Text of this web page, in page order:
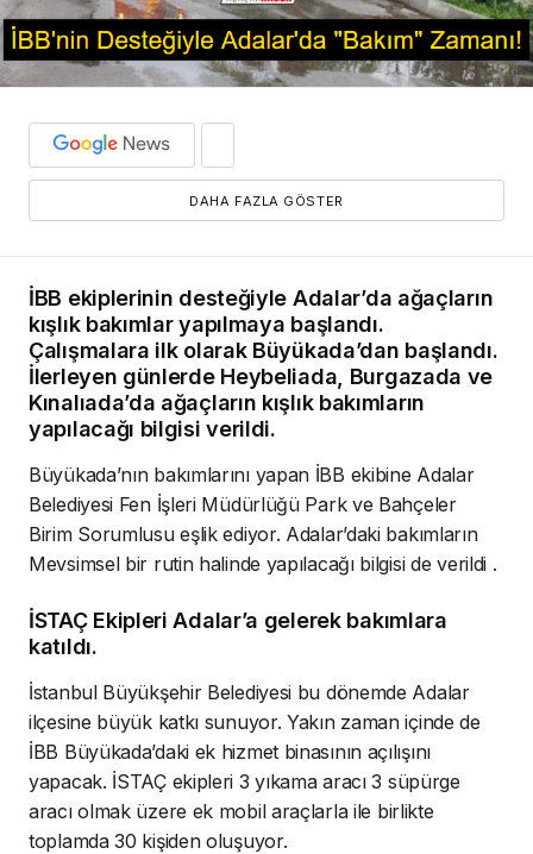
DAHA FAZLA GÖSTER
İBB ekiplerinin desteğiyle Adalar’da ağaçların
kışlık bakımlar yapılmaya başlandı.
Çalışmalara ilk olarak Büyükada’dan başlandı.
İlerleyen günlerde Heybeliada, Burgazada ve
Kınalıada’da ağaçların kışlık bakımların
yapılacağı bilgisi verildi.
Büyükada’nın bakımlarını yapan İBB ekibine Adalar
Belediyesi Fen İşleri Müdürlüğü Park ve Bahçeler
Birim Sorumlusu eşlik ediyor. Adalar’daki bakımların
Mevsimsel bir rutin halinde yapılacağı bilgisi de verildi .
İSTAÇ Ekipleri Adalar’a gelerek bakımlara
katıldı.
İstanbul Büyükşehir Belediyesi bu dönemde Adalar
ilçesine büyük katkı sunuyor. Yakın zaman içinde de
İBB Büyükada’daki ek hizmet binasının açılışını
yapacak. İSTAÇ ekipleri 3 yıkama aracı 3 süpürge
aracı olmak üzere ek mobil araçlarla ile birlikte
toplamda 30 kişiden oluşuyor.